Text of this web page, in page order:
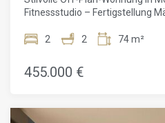
Apartment in Montjuïc ist nicht
ein Statement für Lebensstil:
dem Licht, Natur,
Geist des Mittelmeers
Fitnessstudio – Fertigstellung
Off-Plan-Wohnung in Montjuïc,
Diese 74 m² große Immobilie
zeitgemäßes Wohnen
und dennoch hervorragend
2 2 74 m²
455.000 €